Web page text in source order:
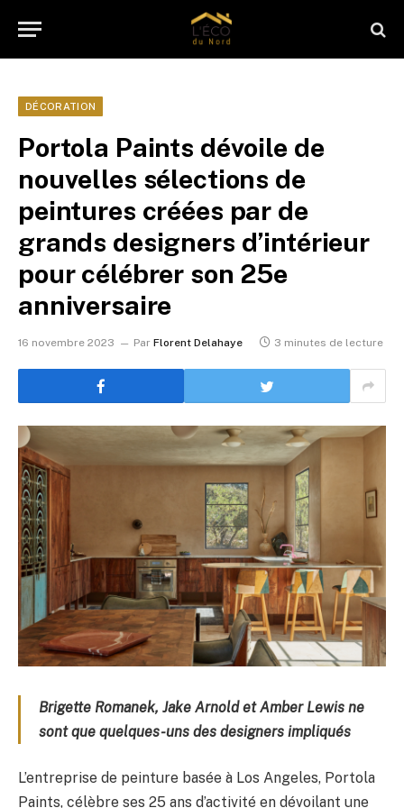
DÉCORATION
Portola Paints dévoile de
nouvelles sélections de
peintures créées par de
grands designers d’intérieur
pour célébrer son 25e
anniversaire
16 novembre 2023 Par Florent Delahaye 3 minutes de lecture
Brigette Romanek, Jake Arnold et Amber Lewis ne
sont que quelques-uns des designers impliqués
L’entreprise de peinture basée à Los Angeles, Portola
Paints, célèbre ses 25 ans d’activité en dévoilant une